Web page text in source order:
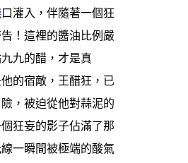
口灌入，伴隨著一個狂
！這裡的醬油比例嚴
九的醋，才是真
的宿敵，王醋狂，已
，被迫從他對蒜泥的
狂妄的影子佔滿了那
一瞬間被極端的酸氣